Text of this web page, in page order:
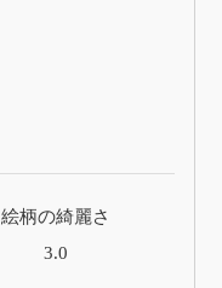
絵柄の綺麗さ
3.0